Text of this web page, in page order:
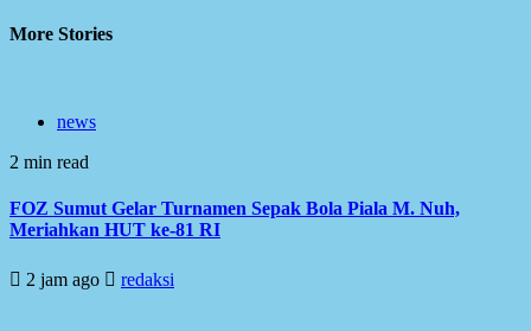
More Stories
news
2 min read
FOZ Sumut Gelar Turnamen Sepak Bola Piala M. Nuh,
Meriahkan HUT ke-81 RI
2 jam ago redaksi